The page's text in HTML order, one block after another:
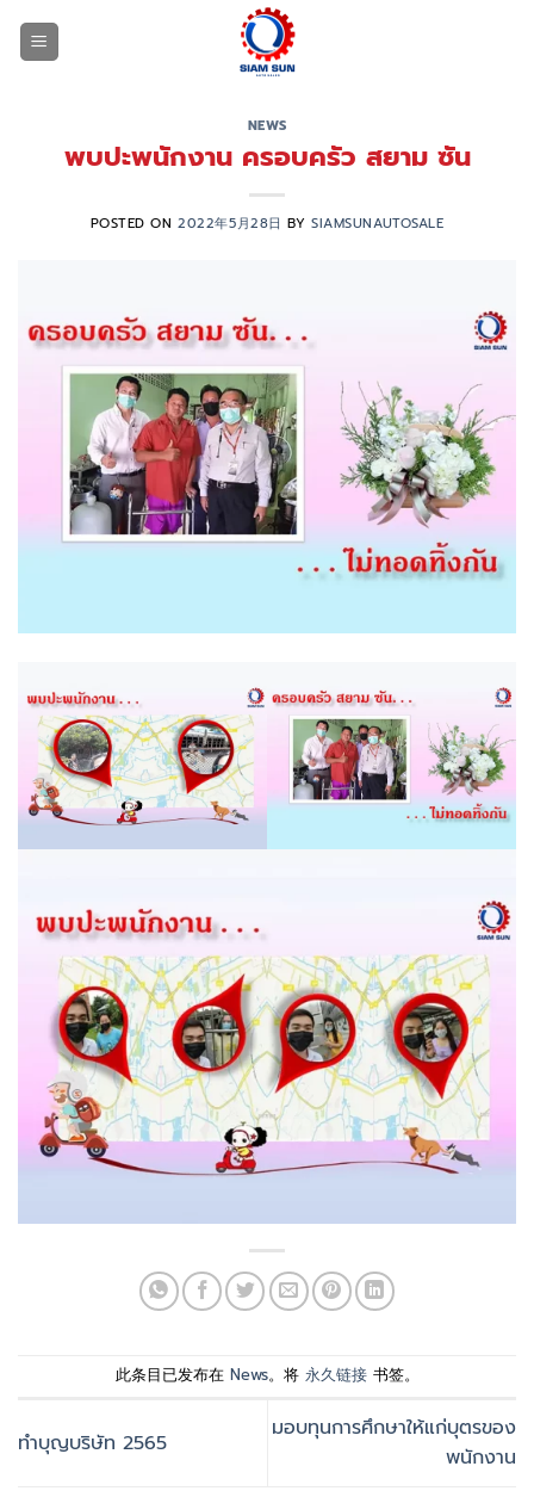
NEWS
พบปะพนักงาน ครอบครัว สยาม ซัน
POSTED ON2022年5月28日 BYSIAMSUNAUTOSALE
此条目已发布在 News。将 永久链接书签。
ทำบุญบริษัท 2565
มอบทุนการศึกษาให้แก่บุตรของ
พนักงาน